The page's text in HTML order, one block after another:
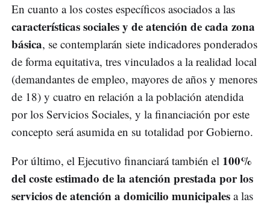
En cuanto a los costes específicos asociados a las
características sociales y de atención de cada zona
básica, se contemplarán siete indicadores ponderados
de forma equitativa, tres vinculados a la realidad local
(demandantes de empleo, mayores de años y menores
de 18) y cuatro en relación a la población atendida
por los Servicios Sociales, y la financiación por este
concepto será asumida en su totalidad por Gobierno.
Por último, el Ejecutivo financiará también el 100%
del coste estimado de la atención prestada por los
servicios de atención a domicilio municipales a las